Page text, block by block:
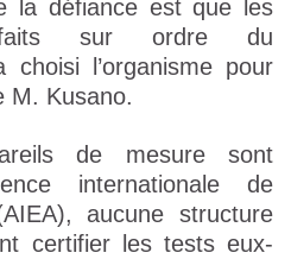
la défiance est que les
sur ordre du
choisi l’organisme pour
M. Kusano.
de mesure sont
internationale de
aucune structure
certifier les tests eux-